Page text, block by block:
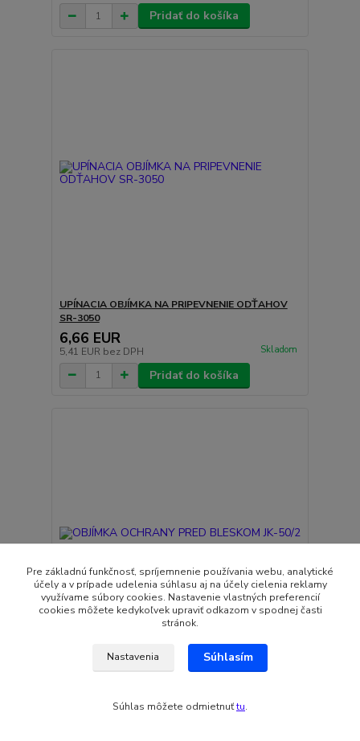
Pridať do košíka
UPÍNACIA OBJÍMKA NA PRIPEVNENIE ODŤAHOV
SR-3050
6,66 EUR
5,41 EUR bez DPH Skladom
Pridať do košíka
OBJÍMKA OCHRANY PRED BLESKOM JK-50/2
Pre základnú funkčnosť, spríjemnenie používania webu, analytické
účely a v prípade udelenia súhlasu aj na účely cielenia reklamy
využívame súbory cookies. Nastavenie vlastných preferencií
cookies môžete kedykoľvek upraviť odkazom v spodnej časti
stránok.
Nastavenia Súhlasím
Súhlas môžete odmietnuťtu.